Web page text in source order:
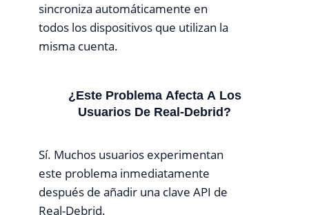
sincroniza automáticamente en
todos los dispositivos que utilizan la
misma cuenta.
¿Este Problema Afecta A Los
Usuarios De Real-Debrid?
Sí. Muchos usuarios experimentan
este problema inmediatamente
después de añadir una clave API de
Real-Debrid.